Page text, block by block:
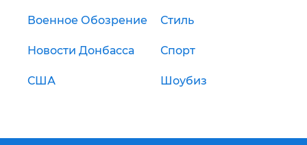
Военное Обозрение Стиль
Новости Донбасса Спорт
США Шоубиз